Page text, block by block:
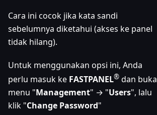
Cara ini cocok jika kata sandi
sebelumnya diketahui (akses ke panel
tidak hilang).
Untuk menggunakan opsi ini, Anda
perlu masuk ke FASTPANEL® dan buka
menu "Management" → "Users", lalu
klik "Change Password"